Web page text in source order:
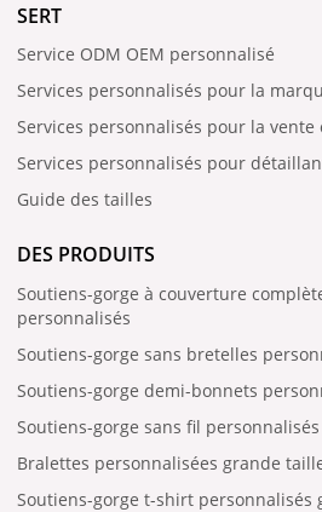
SERT
Service ODM OEM personnalisé
Services personnalisés pour la
Services personnalisés pour la vente
Services personnalisés pour
Guide des tailles
DES PRODUITS
Soutiens-gorge à couverture
personnalisés
Soutiens-gorge sans bretelles
Soutiens-gorge demi-bonnets
Soutiens-gorge sans fil
Bralettes personnalisées grande
Soutiens-gorge t-shirt personnalisés